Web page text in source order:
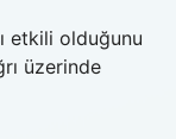
etkili olduğunu
üzerinde